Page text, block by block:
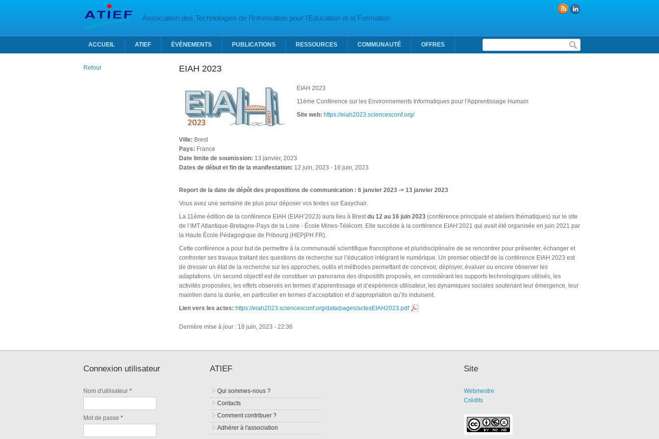
Association des Technologies de l’Information pour l’Education et la Formation
Formulaire de recherche
ACCUEIL ATIEF ÉVÈNEMENTS PUBLICATIONS RESSOURCES COMMUNAUTÉ OFFRES
EIAH 2023
EIAH 2023
11ème Conférence sur les Environnements Informatiques pour l'Apprentissage Humain
Site web: https://eiah2023.sciencesconf.org/
Ville: Brest
Pays: France
Date limite de soumission: 13 janvier, 2023
Dates de début et fin de la manifestation: 12 juin, 2023 - 16 juin, 2023
Report de la date de dépôt des propositions de communication : 6 janvier 2023-> 13 janvier 2023
Vous avez une semaine de plus pour déposer vos textes sur Easychair.
La 11ème édition de la conférence EIAH (EIAH’2023) aura lieu à Brestdu 12 au 16 juin 2023(conférence principale et ateliers thématiques) sur le site
de l’IMT Atlantique-Bretagne-Pays de la Loire - École Mines-Télécom. Elle succède à la conférence EIAH’2021 qui avait été organisée en juin 2021 par
la Haute École Pédagogique de Fribourg (HEP|PH FR).
Cette conférence a pour but de permettre à la communauté scientifique francophone et pluridisciplinaire de se rencontrer pour présenter, échanger et
confronter ses travaux traitant des questions de recherche sur l’éducation intégrant le numérique. Un premier objectif de la conférence EIAH 2023 est
de dresser un état de la recherche sur les approches, outils et méthodes permettant de concevoir, déployer, évaluer ou encore observer les
adaptations. Un second objectif est de constituer un panorama des dispositifs proposés, en considérant les supports technologiques utilisés, les
activités proposées, les effets observés en termes d’apprentissage et d’expérience utilisateur, les dynamiques sociales soutenant leur émergence, leur
maintien dans la durée, en particulier en termes d’acceptation et d’appropriation qu’ils induisent.
Lien vers les actes: https://eiah2023.sciencesconf.org/data/pages/actesEIAH2023.pdf
Dernière mise à jour : 18 juin, 2023 - 22:36
Retour
Connexion utilisateur
Nom d'utilisateur*
Mot de passe*
ATIEF
Qui sommes-nous ?
Contacts
Comment contribuer ?
Adhérer à l'association
Site
Webmestre
Crédits